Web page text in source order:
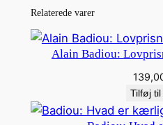
l
d
D
r
k
Relaterede varer
Alain Badiou:
Tilføj til